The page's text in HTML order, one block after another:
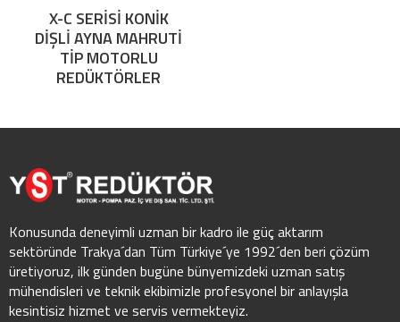
X-C SERİSİ KONİK
DİŞLİ AYNA MAHRUTİ
TİP MOTORLU
REDÜKTÖRLER
Konusunda deneyimli uzman bir kadro ile güç aktarım
sektöründe Trakya´dan Tüm Türkiye´ye 1992´den beri çözüm
üretiyoruz, ilk günden bugüne bünyemizdeki uzman satış
mühendisleri ve teknik ekibimizle profesyonel bir anlayışla
kesintisiz hizmet ve servis vermekteyiz.